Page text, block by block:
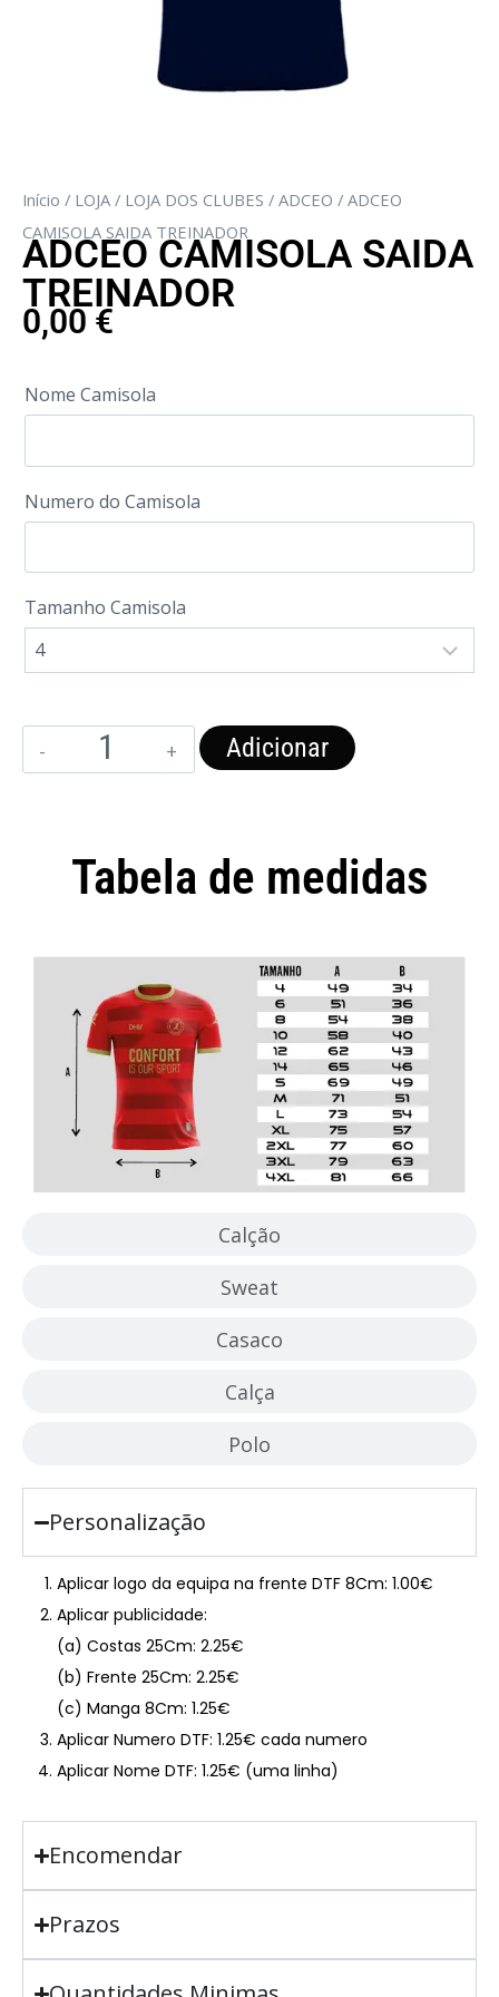
Início / LOJA / LOJA DOS CLUBES / ADCEO / ADCEO
CAMISOLA SAIDA TREINADOR
ADCEO CAMISOLA SAIDA
TREINADOR
0,00 €
Nome Camisola
Numero do Camisola
Tamanho Camisola
Adicionar
Tabela de medidas
Calção
Sweat
Casaco
Calça
Polo
Personalização
Aplicar logo da equipa na frente DTF 8Cm: 1.00€
Aplicar publicidade:
(a) Costas 25Cm: 2.25€
(b) Frente 25Cm: 2.25€
(c) Manga 8Cm: 1.25€
Aplicar Numero DTF: 1.25€ cada numero
Aplicar Nome DTF: 1.25€ (uma linha)
Encomendar
Prazos